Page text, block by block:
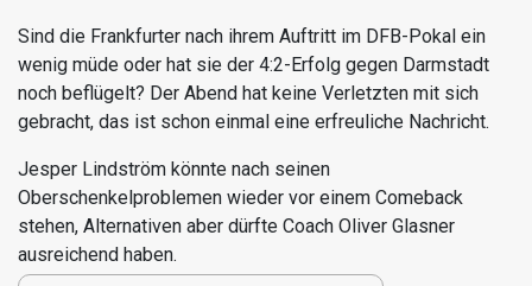
Sind die Frankfurter nach ihrem Auftritt im DFB-Pokal ein
wenig müde oder hat sie der 4:2-Erfolg gegen Darmstadt
noch beflügelt? Der Abend hat keine Verletzten mit sich
gebracht, das ist schon einmal eine erfreuliche Nachricht.
Jesper Lindström könnte nach seinen
Oberschenkelproblemen wieder vor einem Comeback
stehen, Alternativen aber dürfte Coach Oliver Glasner
ausreichend haben.